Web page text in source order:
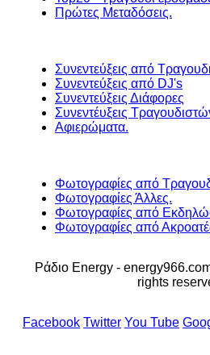
Πρώτες Μεταδόσεις.
Συνεντεύξεις από
Συνεντεύξεις από DJ's
Συνεντεύξεις Διάφορες
Συνεντέυξεις
Αφιερώματα.
Φωτογραφίες από
Φωτογραφίες Άλλες.
Φωτογραφίες από
Φωτογραφίες από
Ράδιο Energy -
rights
Facebook Twitter You Tube